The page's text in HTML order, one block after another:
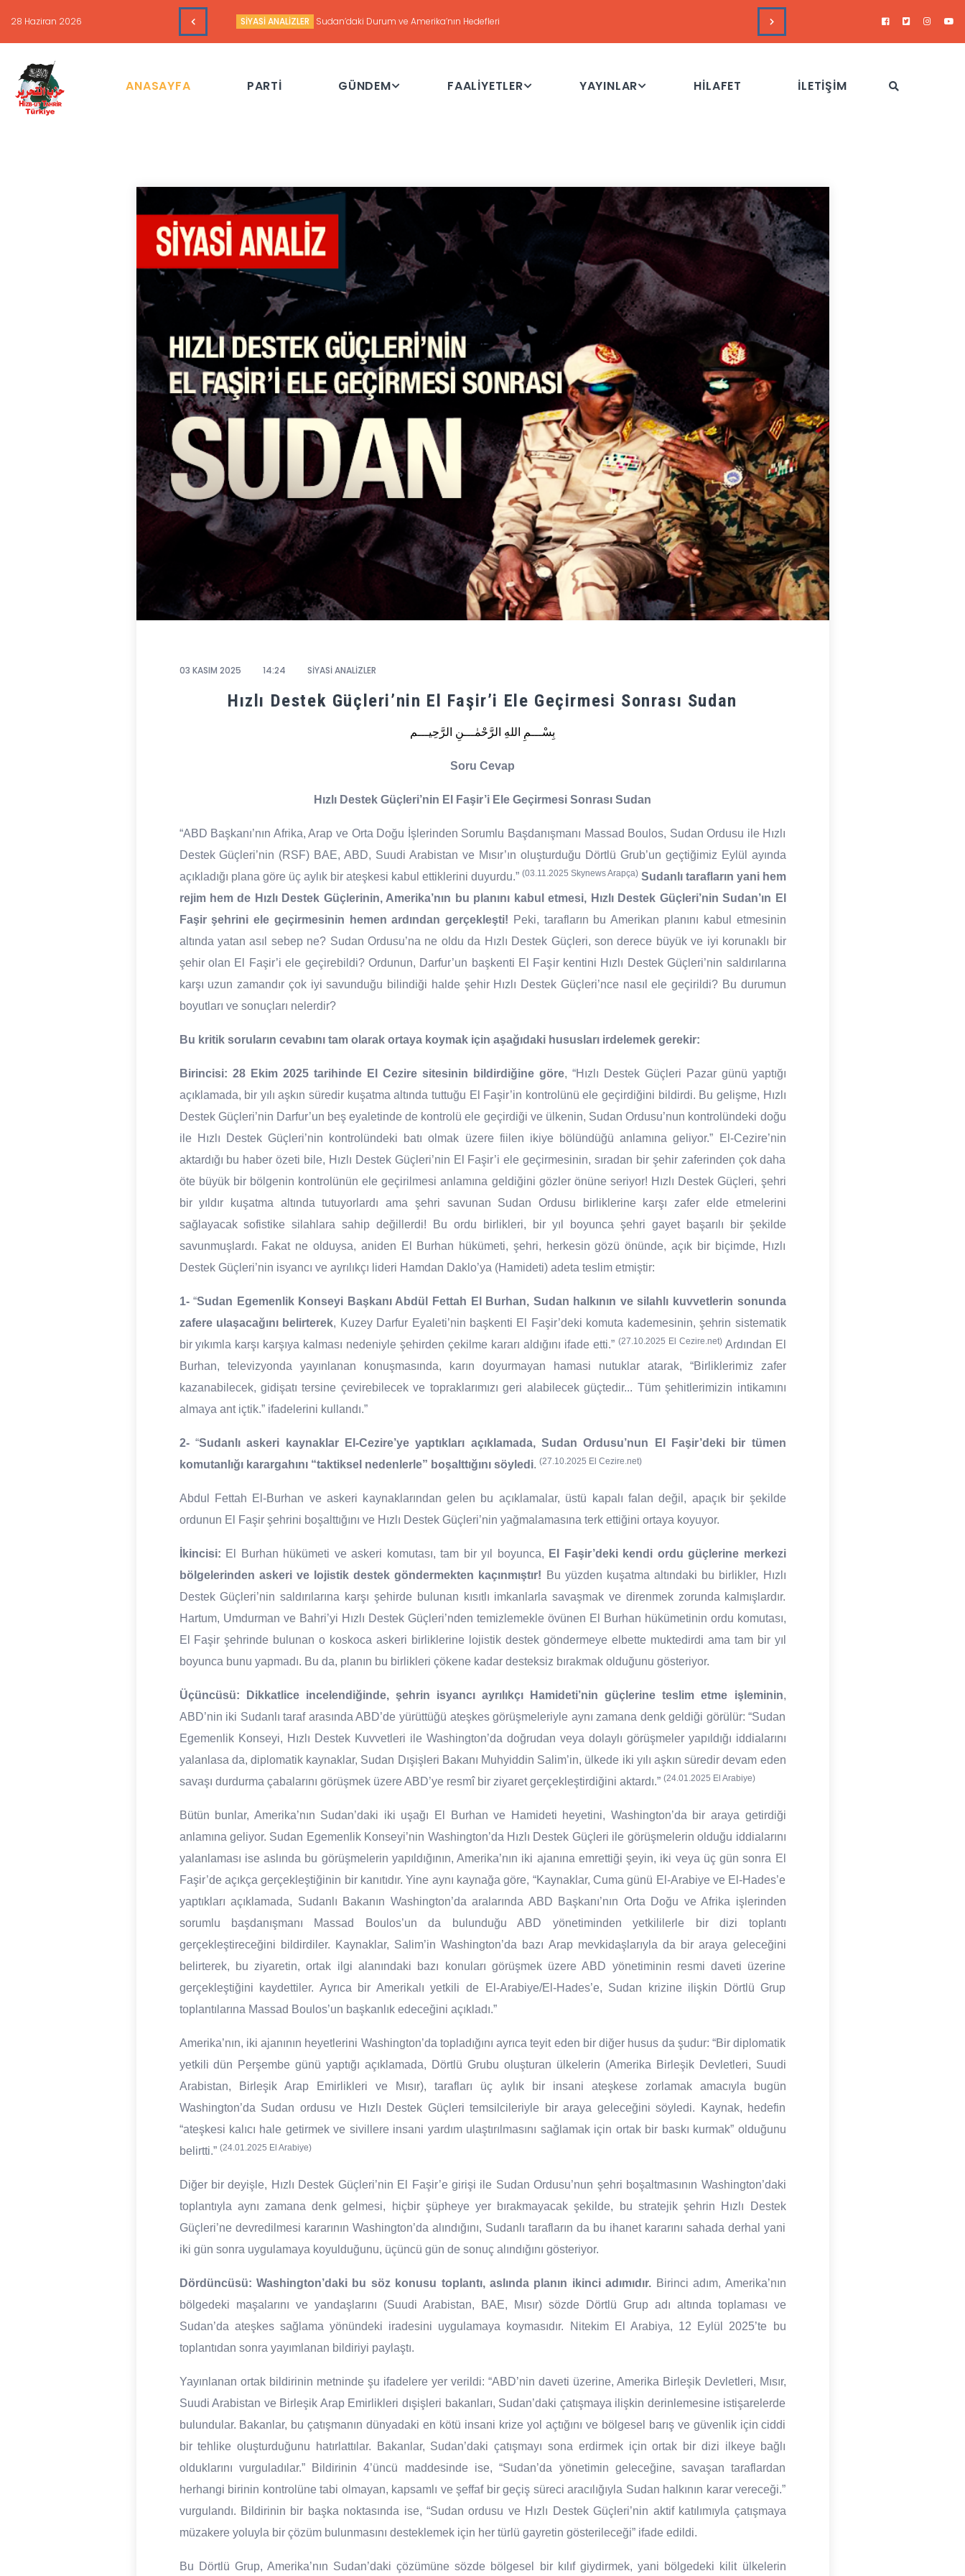
16 Haziran 2026 HAFTALIK GÜNDEM DEĞERLENDİRME Haftalık Değerlendirme Toplantısı - 21 Temmuz 2026 DUYURULAR
ANASAYFA PARTİ GÜNDEM FAALİYETLER YAYINLAR HİLAFET İLETİŞİM
03 KASIM 2025 14:24 SİYASİ ANALİZLER
Hızlı Destek Güçleri’nin El Faşir’i Ele Geçirmesi Sonrası Sudan
بِسْـــمِ اللهِ الرَّحْمٰـــنِ الرَّحِيـــم
Soru Cevap
Hızlı Destek Güçleri’nin El Faşir’i Ele Geçirmesi Sonrası Sudan
“ABD Başkanı’nın Afrika, Arap ve Orta Doğu İşlerinden Sorumlu Başdanışmanı Massad Boulos, Sudan Ordusu ile Hızlı
Destek Güçleri’nin (RSF) BAE, ABD, Suudi Arabistan ve Mısır’ın oluşturduğu Dörtlü Grub’un geçtiğimiz Eylül ayında
açıkladığı plana göre üç aylık bir ateşkesi kabul ettiklerini duyurdu.” (03.11.2025 Skynews Arapça) Sudanlı tarafların yani hem
rejim hem de Hızlı Destek Güçlerinin, Amerika’nın bu planını kabul etmesi, Hızlı Destek Güçleri’nin Sudan’ın El
Faşir şehrini ele geçirmesinin hemen ardından gerçekleşti! Peki, tarafların bu Amerikan planını kabul etmesinin
altında yatan asıl sebep ne? Sudan Ordusu’na ne oldu da Hızlı Destek Güçleri, son derece büyük ve iyi korunaklı bir
şehir olan El Faşir’i ele geçirebildi? Ordunun, Darfur’un başkenti El Faşir kentini Hızlı Destek Güçleri’nin saldırılarına
karşı uzun zamandır çok iyi savunduğu bilindiği halde şehir Hızlı Destek Güçleri’nce nasıl ele geçirildi? Bu durumun
boyutları ve sonuçları nelerdir?
Bu kritik soruların cevabını tam olarak ortaya koymak için aşağıdaki hususları irdelemek gerekir:
Birincisi: 28 Ekim 2025 tarihinde El Cezire sitesinin bildirdiğine göre, “Hızlı Destek Güçleri Pazar günü yaptığı
açıklamada, bir yılı aşkın süredir kuşatma altında tuttuğu El Faşir’in kontrolünü ele geçirdiğini bildirdi. Bu gelişme, Hızlı
Destek Güçleri’nin Darfur’un beş eyaletinde de kontrolü ele geçirdiği ve ülkenin, Sudan Ordusu’nun kontrolündeki doğu
ile Hızlı Destek Güçleri’nin kontrolündeki batı olmak üzere fiilen ikiye bölündüğü anlamına geliyor.” El-Cezire’nin
aktardığı bu haber özeti bile, Hızlı Destek Güçleri’nin El Faşir’i ele geçirmesinin, sıradan bir şehir zaferinden çok daha
öte büyük bir bölgenin kontrolünün ele geçirilmesi anlamına geldiğini gözler önüne seriyor! Hızlı Destek Güçleri, şehri
bir yıldır kuşatma altında tutuyorlardı ama şehri savunan Sudan Ordusu birliklerine karşı zafer elde etmelerini
sağlayacak sofistike silahlara sahip değillerdi! Bu ordu birlikleri, bir yıl boyunca şehri gayet başarılı bir şekilde
savunmuşlardı. Fakat ne olduysa, aniden El Burhan hükümeti, şehri, herkesin gözü önünde, açık bir biçimde, Hızlı
Destek Güçleri’nin isyancı ve ayrılıkçı lideri Hamdan Daklo’ya (Hamideti) adeta teslim etmiştir:
1-“Sudan Egemenlik Konseyi Başkanı Abdül Fettah El Burhan, Sudan halkının ve silahlı kuvvetlerin sonunda
zafere ulaşacağını belirterek, Kuzey Darfur Eyaleti’nin başkenti El Faşir’deki komuta kademesinin, şehrin sistematik
bir yıkımla karşı karşıya kalması nedeniyle şehirden çekilme kararı aldığını ifade etti.” (27.10.2025 El Cezire.net)Ardından El
Burhan, televizyonda yayınlanan konuşmasında, karın doyurmayan hamasi nutuklar atarak, “Birliklerimiz zafer
kazanabilecek, gidişatı tersine çevirebilecek ve topraklarımızı geri alabilecek güçtedir... Tüm şehitlerimizin intikamını
almaya ant içtik.” ifadelerini kullandı.”
2-“Sudanlı askeri kaynaklar El-Cezire’ye yaptıkları açıklamada, Sudan Ordusu’nun El Faşir’deki bir tümen
komutanlığı karargahını “taktiksel nedenlerle” boşalttığını söyledi. (27.10.2025 El Cezire.net)
Abdul Fettah El-Burhan ve askeri kaynaklarından gelen bu açıklamalar, üstü kapalı falan değil, apaçık bir şekilde
ordunun El Faşir şehrini boşalttığını ve Hızlı Destek Güçleri’nin yağmalamasına terk ettiğini ortaya koyuyor.
İkincisi: El Burhan hükümeti ve askeri komutası, tam bir yıl boyunca, El Faşir’deki kendi ordu güçlerine merkezi
bölgelerinden askeri ve lojistik destek göndermekten kaçınmıştır! Bu yüzden kuşatma altındaki bu birlikler, Hızlı
Destek Güçleri’nin saldırılarına karşı şehirde bulunan kısıtlı imkanlarla savaşmak ve direnmek zorunda kalmışlardır.
Hartum, Umdurman ve Bahri’yi Hızlı Destek Güçleri’nden temizlemekle övünen El Burhan hükümetinin ordu komutası,
El Faşir şehrinde bulunan o koskoca askeri birliklerine lojistik destek göndermeye elbette muktedirdi ama tam bir yıl
boyunca bunu yapmadı. Bu da, planın bu birlikleri çökene kadar desteksiz bırakmak olduğunu gösteriyor.
Üçüncüsü: Dikkatlice incelendiğinde, şehrin isyancı ayrılıkçı Hamideti’nin güçlerine teslim etme işleminin,
ABD’nin iki Sudanlı taraf arasında ABD’de yürüttüğü ateşkes görüşmeleriyle aynı zamana denk geldiği görülür: “Sudan
Egemenlik Konseyi, Hızlı Destek Kuvvetleri ile Washington’da doğrudan veya dolaylı görüşmeler yapıldığı iddialarını
yalanlasa da, diplomatik kaynaklar, Sudan Dışişleri Bakanı Muhyiddin Salim’in, ülkede iki yılı aşkın süredir devam eden
savaşı durdurma çabalarını görüşmek üzere ABD’ye resmî bir ziyaret gerçekleştirdiğini aktardı.” (24.01.2025 El Arabiye)
Bütün bunlar, Amerika’nın Sudan’daki iki uşağı El Burhan ve Hamideti heyetini, Washington’da bir araya getirdiği
anlamına geliyor. Sudan Egemenlik Konseyi’nin Washington’da Hızlı Destek Güçleri ile görüşmelerin olduğu iddialarını
yalanlaması ise aslında bu görüşmelerin yapıldığının, Amerika’nın iki ajanına emrettiği şeyin, iki veya üç gün sonra El
Faşir’de açıkça gerçekleştiğinin bir kanıtıdır. Yine aynı kaynağa göre, “Kaynaklar, Cuma günü El-Arabiye ve El-Hades’e
yaptıkları açıklamada, Sudanlı Bakanın Washington’da aralarında ABD Başkanı’nın Orta Doğu ve Afrika işlerinden
sorumlu başdanışmanı Massad Boulos’un da bulunduğu ABD yönetiminden yetkililerle bir dizi toplantı
gerçekleştireceğini bildirdiler. Kaynaklar, Salim’in Washington’da bazı Arap mevkidaşlarıyla da bir araya geleceğini
belirterek, bu ziyaretin, ortak ilgi alanındaki bazı konuları görüşmek üzere ABD yönetiminin resmi daveti üzerine
gerçekleştiğini kaydettiler. Ayrıca bir Amerikalı yetkili de El-Arabiye/El-Hades’e, Sudan krizine ilişkin Dörtlü Grup
toplantılarına Massad Boulos’un başkanlık edeceğini açıkladı.”
Amerika’nın, iki ajanının heyetlerini Washington’da topladığını ayrıca teyit eden bir diğer husus da şudur: “Bir diplomatik
yetkili dün Perşembe günü yaptığı açıklamada, Dörtlü Grubu oluşturan ülkelerin (Amerika Birleşik Devletleri, Suudi
Arabistan, Birleşik Arap Emirlikleri ve Mısır), tarafları üç aylık bir insani ateşkese zorlamak amacıyla bugün
Washington’da Sudan ordusu ve Hızlı Destek Güçleri temsilcileriyle bir araya geleceğini söyledi. Kaynak, hedefin
“ateşkesi kalıcı hale getirmek ve sivillere insani yardım ulaştırılmasını sağlamak için ortak bir baskı kurmak” olduğunu
belirtti.” (24.01.2025 El Arabiye)
Diğer bir deyişle, Hızlı Destek Güçleri’nin El Faşir’e girişi ile Sudan Ordusu’nun şehri boşaltmasının Washington’daki
toplantıyla aynı zamana denk gelmesi, hiçbir şüpheye yer bırakmayacak şekilde, bu stratejik şehrin Hızlı Destek
Güçleri’ne devredilmesi kararının Washington’da alındığını, Sudanlı tarafların da bu ihanet kararını sahada derhal yani
iki gün sonra uygulamaya koyulduğunu, üçüncü gün de sonuç alındığını gösteriyor.
Dördüncüsü: Washington’daki bu söz konusu toplantı, aslında planın ikinci adımıdır. Birinci adım, Amerika’nın
bölgedeki maşalarını ve yandaşlarını (Suudi Arabistan, BAE, Mısır) sözde Dörtlü Grup adı altında toplaması ve
Sudan’da ateşkes sağlama yönündeki iradesini uygulamaya koymasıdır. Nitekim El Arabiya, 12 Eylül 2025’te bu
toplantıdan sonra yayımlanan bildiriyi paylaştı.
Yayınlanan ortak bildirinin metninde şu ifadelere yer verildi: “ABD’nin daveti üzerine, Amerika Birleşik Devletleri, Mısır,
Suudi Arabistan ve Birleşik Arap Emirlikleri dışişleri bakanları, Sudan’daki çatışmaya ilişkin derinlemesine istişarelerde
bulundular. Bakanlar, bu çatışmanın dünyadaki en kötü insani krize yol açtığını ve bölgesel barış ve güvenlik için ciddi
bir tehlike oluşturduğunu hatırlattılar. Bakanlar, Sudan’daki çatışmayı sona erdirmek için ortak bir dizi ilkeye bağlı
olduklarını vurguladılar.” Bildirinin 4’üncü maddesinde ise, “Sudan’da yönetimin geleceğine, savaşan taraflardan
herhangi birinin kontrolüne tabi olmayan, kapsamlı ve şeffaf bir geçiş süreci aracılığıyla Sudan halkının karar vereceği.”
vurgulandı. Bildirinin bir başka noktasında ise, “Sudan ordusu ve Hızlı Destek Güçleri’nin aktif katılımıyla çatışmaya
müzakere yoluyla bir çözüm bulunmasını desteklemek için her türlü gayretin gösterileceği” ifade edildi.
Bu Dörtlü Grup, Amerika’nın Sudan’daki çözümüne sözde bölgesel bir kılıf giydirmek, yani bölgedeki kilit ülkelerin